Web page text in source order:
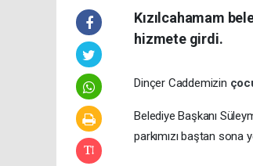
Kızılcahamam
hizmete girdi.
Dinçer Caddemizin
Belediye Başkanı
parkımızı baştan sona